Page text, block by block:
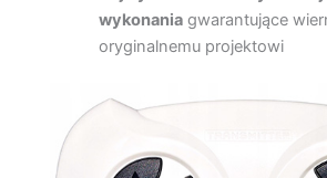
wykonaniagwarantujące
oryginalnemu projektowi